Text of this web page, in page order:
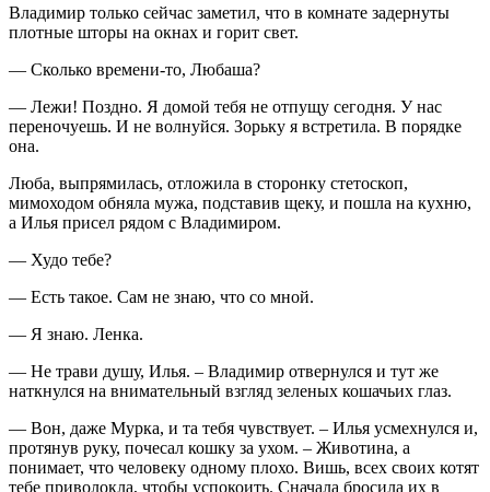
Владимир только сейчас заметил, что в комнате задернуты
плотные шторы на окнах и горит свет.
— Сколько времени-то, Любаша?
— Лежи! Поздно. Я домой тебя не отпущу сегодня. У нас
переночуешь. И не волнуйся. Зорьку я встретила. В порядке
она.
Люба, выпрямилась, отложила в сторонку стетоскоп,
мимоходом обняла мужа, подставив щеку, и пошла на кухню,
а Илья присел рядом с Владимиром.
— Худо тебе?
— Есть такое. Сам не знаю, что со мной.
— Я знаю. Ленка.
— Не трави душу, Илья. – Владимир отвернулся и тут же
наткнулся на внимательный взгляд зеленых кошачьих глаз.
— Вон, даже Мурка, и та тебя чувствует. – Илья усмехнулся и,
протянув руку, почесал кошку за ухом. – Животина, а
понимает, что человеку одному плохо. Вишь, всех своих котят
тебе приволокла, чтобы успокоить. Сначала бросила их в